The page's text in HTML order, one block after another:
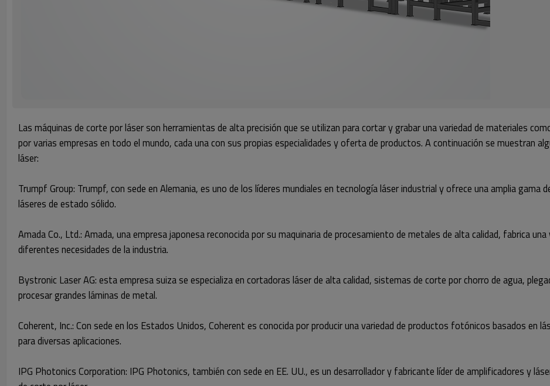
Las máquinas de corte por láser son herramientas de alta precisión que se utilizan para cortar y grabar una variedad de materiales
por varias empresas en todo el mundo, cada una con sus propias especialidades y oferta de productos. A continuación se muestran
láser:
Trumpf Group: Trumpf, con sede en Alemania, es uno de los líderes mundiales en tecnología láser industrial y ofrece una amplia gama
láseres de estado sólido.
Amada Co., Ltd.: Amada, una empresa japonesa reconocida por su maquinaria de procesamiento de metales de alta calidad, fabrica
diferentes necesidades de la industria.
Bystronic Laser AG: esta empresa suiza se especializa en cortadoras láser de alta calidad, sistemas de corte por chorro de agua,
procesar grandes láminas de metal.
Coherent, Inc.: Con sede en los Estados Unidos, Coherent es conocida por producir una variedad de productos fotónicos basados en
para diversas aplicaciones.
IPG Photonics Corporation: IPG Photonics, también con sede en EE. UU., es un desarrollador y fabricante líder de amplificadores y